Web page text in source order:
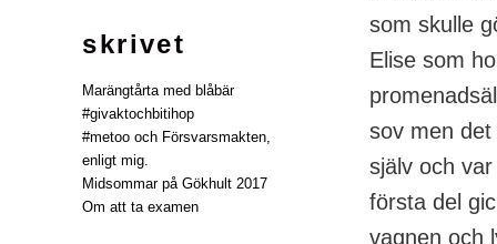
som skulle
Elise som
sov men
själv och
första del
vagnen och
skrivet
Marängtårta med blåbär
#givaktochbitihop
#metoo och Försvarsmakten,
enligt mig.
Midsommar på Gökhult 2017
Om att ta examen